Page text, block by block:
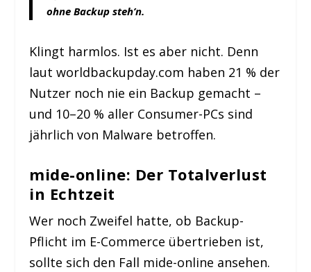
ohne Backup steh’n.
Klingt harmlos. Ist es aber nicht. Denn
laut worldbackupday.com haben 21 % der
Nutzer noch nie ein Backup gemacht –
und 10–20 % aller Consumer-PCs sind
jährlich von Malware betroffen.
mide-online: Der Totalverlust
in Echtzeit
Wer noch Zweifel hatte, ob Backup-
Pflicht im E-Commerce übertrieben ist,
sollte sich den Fall mide-online ansehen.